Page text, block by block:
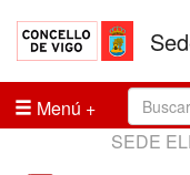
Menú
SEDE